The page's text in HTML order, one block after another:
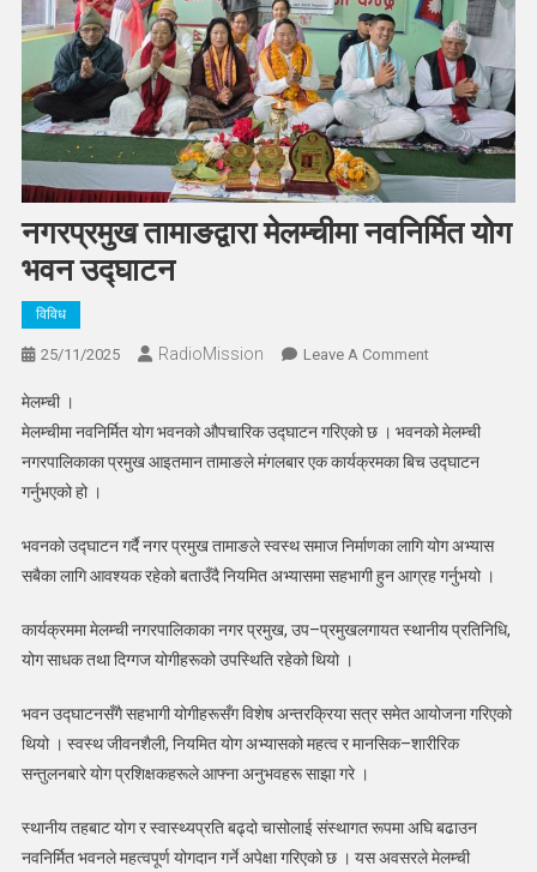
नगरप्रमुख तामाङद्वारा मेलम्चीमा नवनिर्मित योग
भवन उद्घाटन
विविध
25/11/2025 RadioMission Leave A CommentOn
मेलम्चीमा
नवनिर्मित
उद्घाटन
मेलम्ची ।
मेलम्चीमा नवनिर्मित योग भवनको औपचारिक उद्घाटन गरिएको छ । भवनको मेलम्ची
नगरपालिकाका प्रमुख आइतमान तामाङले मंगलबार एक कार्यक्रमका बिच उद्घाटन
गर्नुभएको हो ।
भवनको उद्घाटन गर्दै नगर प्रमुख तामाङले स्वस्थ समाज निर्माणका लागि योग अभ्यास
सबैका लागि आवश्यक रहेको बताउँदै नियमित अभ्यासमा सहभागी हुन आग्रह गर्नुभयो ।
कार्यक्रममा मेलम्ची नगरपालिकाका नगर प्रमुख, उप–प्रमुखलगायत स्थानीय प्रतिनिधि,
योग साधक तथा दिग्गज योगीहरूको उपस्थिति रहेको थियो ।
भवन उद्घाटनसँगै सहभागी योगीहरूसँग विशेष अन्तरक्रिया सत्र समेत आयोजना गरिएको
थियो । स्वस्थ जीवनशैली, नियमित योग अभ्यासको महत्व र मानसिक–शारीरिक
सन्तुलनबारे योग प्रशिक्षकहरूले आफ्ना अनुभवहरू साझा गरे ।
स्थानीय तहबाट योग र स्वास्थ्यप्रति बढ्दो चासोलाई संस्थागत रूपमा अघि बढाउन
नवनिर्मित भवनले महत्वपूर्ण योगदान गर्ने अपेक्षा गरिएको छ । यस अवसरले मेलम्ची